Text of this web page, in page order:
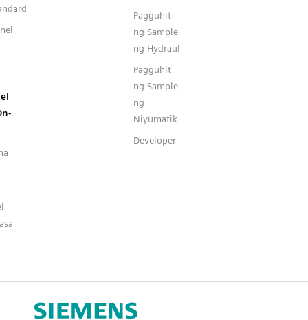
Pagguhit
ng Sample
ng Hydraul
Pagguhit
ng Sample
ng
Niyumatik
Developer